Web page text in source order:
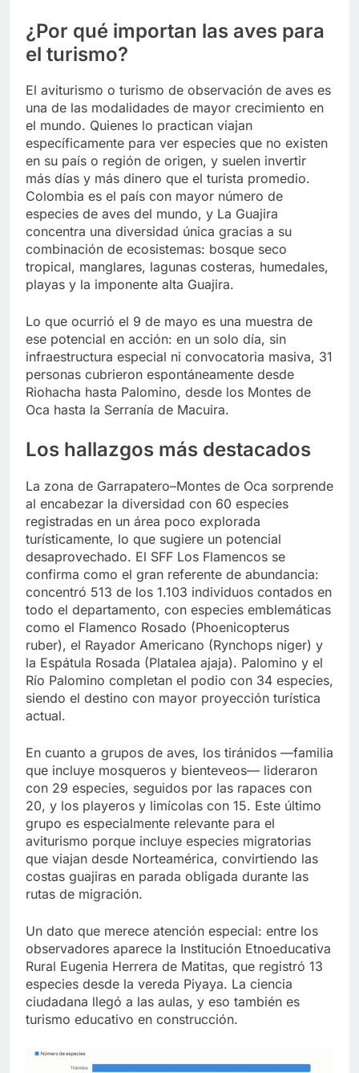
¿Por qué importan las aves para
el turismo?
El aviturismo o turismo de observación de aves es
una de las modalidades de mayor crecimiento en
el mundo. Quienes lo practican viajan
específicamente para ver especies que no existen
en su país o región de origen, y suelen invertir
más días y más dinero que el turista promedio.
Colombia es el país con mayor número de
especies de aves del mundo, y La Guajira
concentra una diversidad única gracias a su
combinación de ecosistemas: bosque seco
tropical, manglares, lagunas costeras, humedales,
playas y la imponente alta Guajira.
Lo que ocurrió el 9 de mayo es una muestra de
ese potencial en acción: en un solo día, sin
infraestructura especial ni convocatoria masiva, 31
personas cubrieron espontáneamente desde
Riohacha hasta Palomino, desde los Montes de
Oca hasta la Serranía de Macuira.
Los hallazgos más destacados
La zona de Garrapatero–Montes de Oca sorprende
al encabezar la diversidad con 60 especies
registradas en un área poco explorada
turísticamente, lo que sugiere un potencial
desaprovechado. El SFF Los Flamencos se
confirma como el gran referente de abundancia:
concentró 513 de los 1.103 individuos contados en
todo el departamento, con especies emblemáticas
como el Flamenco Rosado (Phoenicopterus
ruber), el Rayador Americano (Rynchops niger) y
la Espátula Rosada (Platalea ajaja). Palomino y el
Río Palomino completan el podio con 34 especies,
siendo el destino con mayor proyección turística
actual.
En cuanto a grupos de aves, los tiránidos —familia
que incluye mosqueros y bienteveos— lideraron
con 29 especies, seguidos por las rapaces con
20, y los playeros y limícolas con 15. Este último
grupo es especialmente relevante para el
aviturismo porque incluye especies migratorias
que viajan desde Norteamérica, convirtiendo las
costas guajiras en parada obligada durante las
rutas de migración.
Un dato que merece atención especial: entre los
observadores aparece la Institución Etnoeducativa
Rural Eugenia Herrera de Matitas, que registró 13
especies desde la vereda Piyaya. La ciencia
ciudadana llegó a las aulas, y eso también es
turismo educativo en construcción.